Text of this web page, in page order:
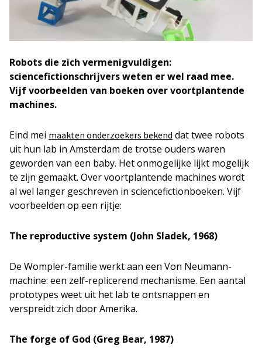
Robots die zich vermenigvuldigen:
sciencefictionschrijvers weten er wel raad mee.
Vijf voorbeelden van boeken over voortplantende
machines.
Eind mei maakten onderzoekers bekend dat twee robots
uit hun lab in Amsterdam de trotse ouders waren
geworden van een baby. Het onmogelijke lijkt mogelijk
te zijn gemaakt. Over voortplantende machines wordt
al wel langer geschreven in sciencefictionboeken. Vijf
voorbeelden op een rijtje:
The reproductive system (John Sladek, 1968)
De Wompler-familie werkt aan een Von Neumann-
machine: een zelf-replicerend mechanisme. Een aantal
prototypes weet uit het lab te ontsnappen en
verspreidt zich door Amerika.
The forge of God (Greg Bear, 1987)